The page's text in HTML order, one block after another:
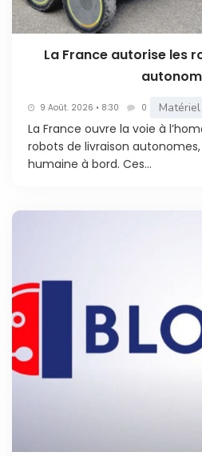
La France autorise les
9 Août. 2026 • 8:30 0 Matériel
La France ouvre la voie à
robots de livraison
humaine à bord. Ces...